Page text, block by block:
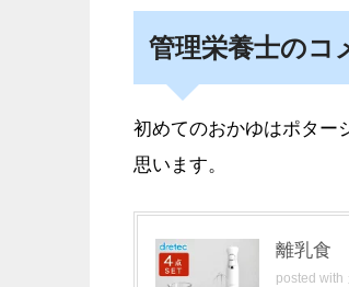
管理栄養士のコ
初めてのおかゆはポター
思います。
離乳食
posted with